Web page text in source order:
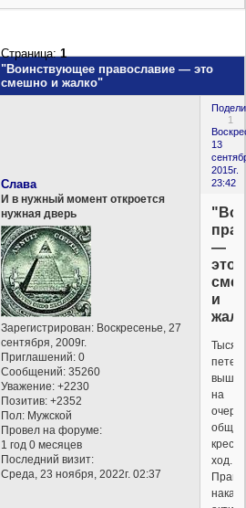
"Воинствующее православие — это
смешно и жалко"
Страница:1
1
13
2015г.
23:42
Слава
И в нужный момент откроется
нужная дверь
Зарегистрирован: Воскресенье, 27
сентября, 2009г.
Приглашений: 0
Сообщений: 35260
Уважение: +2230
Позитив: +2352
Пол: Мужской
Провел на форуме:
1 год 0 месяцев
Последний визит:
Среда, 23 ноября, 2022г. 02:37
—
это
и
вышли
на
ход.